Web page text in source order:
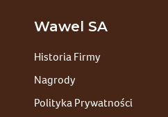
Wawel SA
Historia Firmy
Nagrody
Polityka Prywatności